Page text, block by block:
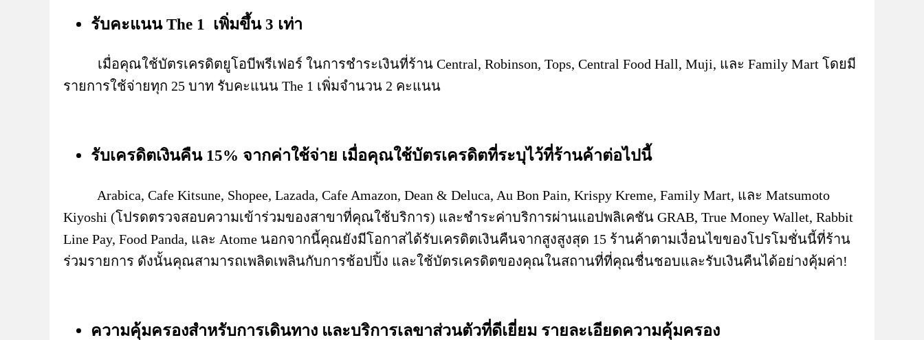
รับคะแนน The 1 เพิ่มขึ้น 3 เท่า
เมื่อคุณใช้บัตรเครดิตยูโอบีพรีเฟอร์ ในการชำระเงินที่ร้าน Central, Robinson, Tops, Central Food Hall, Muji, และ Family Mart โดยมี
รายการใช้จ่ายทุก 25 บาท รับคะแนน The 1 เพิ่มจำนวน 2 คะแนน
รับเครดิตเงินคืน 15% จากค่าใช้จ่าย เมื่อคุณใช้บัตรเครดิตที่ระบุไว้ที่ร้านค้าต่อไปนี้
Arabica, Cafe Kitsune, Shopee, Lazada, Cafe Amazon, Dean & Deluca, Au Bon Pain, Krispy Kreme, Family Mart, และ Matsumoto
Kiyoshi (โปรดตรวจสอบความเข้าร่วมของสาขาที่คุณใช้บริการ) และชำระค่าบริการผ่านแอปพลิเคชัน GRAB, True Money Wallet, Rabbit
Line Pay, Food Panda, และ Atome นอกจากนี้คุณยังมีโอกาสได้รับเครดิตเงินคืนจากสูงสูงสุด 15 ร้านค้าตามเงื่อนไขของโปรโมชั่นนี้ที่ร้าน
ร่วมรายการ ดังนั้นคุณสามารถเพลิดเพลินกับการช้อปปิ้ง และใช้บัตรเครดิตของคุณในสถานที่ที่คุณชื่นชอบและรับเงินคืนได้อย่างคุ้มค่า!
ความคุ้มครองสำหรับการเดินทาง และบริการเลขาส่วนตัวที่ดีเยี่ยม รายละเอียดความคุ้มครอง